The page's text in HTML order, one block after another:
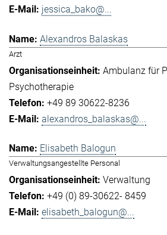
jessica_bako@...
Alexandros Balaskas
Arzt
Ambulanz für
Psychotherapie
+49 89 30622-8236
alexandros_balaskas@...
Elisabeth Balogun
Verwaltungsangestellte Personal
Verwaltung
+49 (0) 89-30622- 8459
elisabeth_balogun@...